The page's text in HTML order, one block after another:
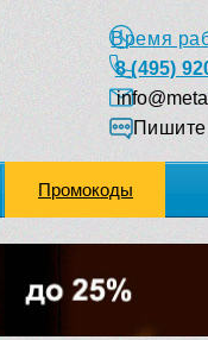
Время
8 (495)
Пишите
Промокоды